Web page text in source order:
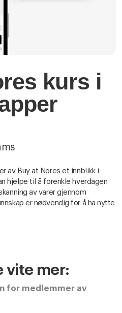
kurs i
av Buy at Nores et innblikk i
hjelpe til å forenkle hverdagen
av varer gjennom
er nødvendig for å ha nytte
vite mer:
for medlemmer av